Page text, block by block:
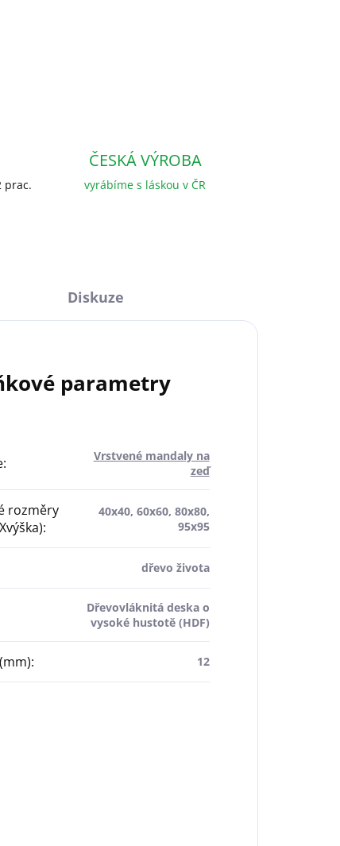
prac.
ČESKÁ VÝROBA
vyrábíme s láskou v ČR
Diskuze
parametry
:
Vrstvené mandaly na
zeď
rozměry
:
40x40, 60x60, 80x80,
95x95
dřevo života
Dřevovláknitá deska o
vysoké hustotě (HDF)
: 12